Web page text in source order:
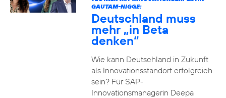
GAUTAM-NIGGE:
Deutschland muss
mehr „in Beta
denken“
Wie kann Deutschland in Zukunft
als Innovationsstandort erfolgreich
sein? Für SAP-
Innovationsmanagerin Deepa